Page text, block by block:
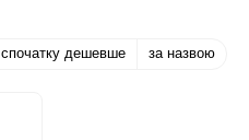
спочатку дешевше за назвою